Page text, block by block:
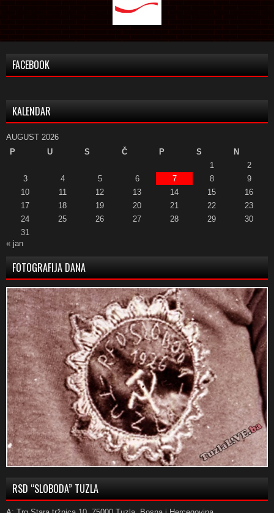
FACEBOOK
KALENDAR
AUGUST 2026
P
U S Č P S
N
1
2
3
4 5 6 7 8
9
10
11 12 13 14 15
16
17
18 19 20 21 22
23
24
25 26 27 28 29
30
31
« jan
FOTOGRAFIJA DANA
RSD “SLOBODA” TUZLA